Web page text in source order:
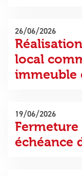
local
immeuble
26/06/2026
échéance
19/06/2026